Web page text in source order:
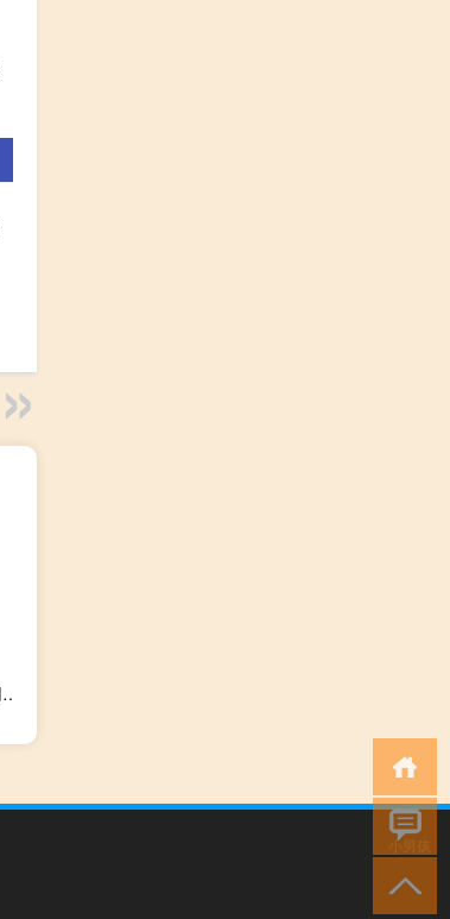
比特币期货周一涨超6%“SEC批准现货比特币ETF”乌龙消息的利好作用昙花一现
小男孩